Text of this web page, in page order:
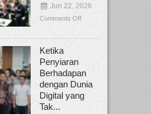
Jun 22, 2026
Comments Off
Ketika
Penyiaran
Berhadapan
dengan Dunia
Digital yang
Tak...